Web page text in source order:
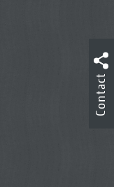
Contact